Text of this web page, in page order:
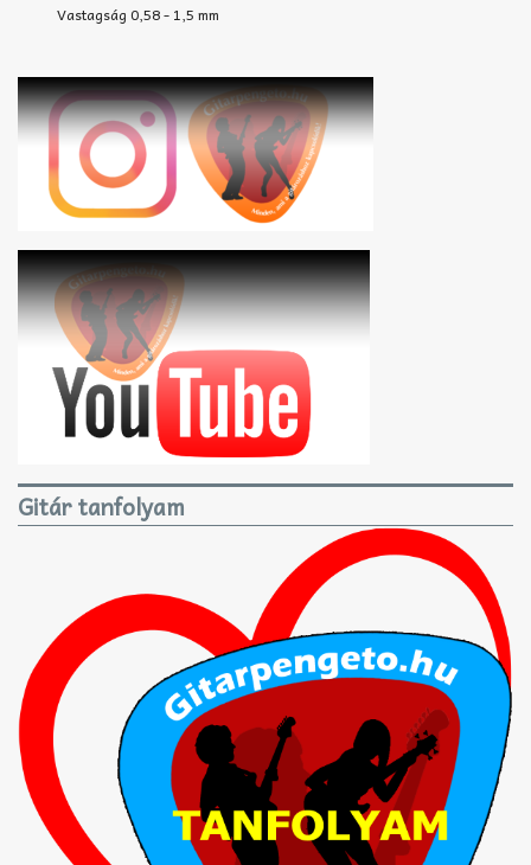
Vastagság 0,58 - 1,5 mm
Gitár tanfolyam